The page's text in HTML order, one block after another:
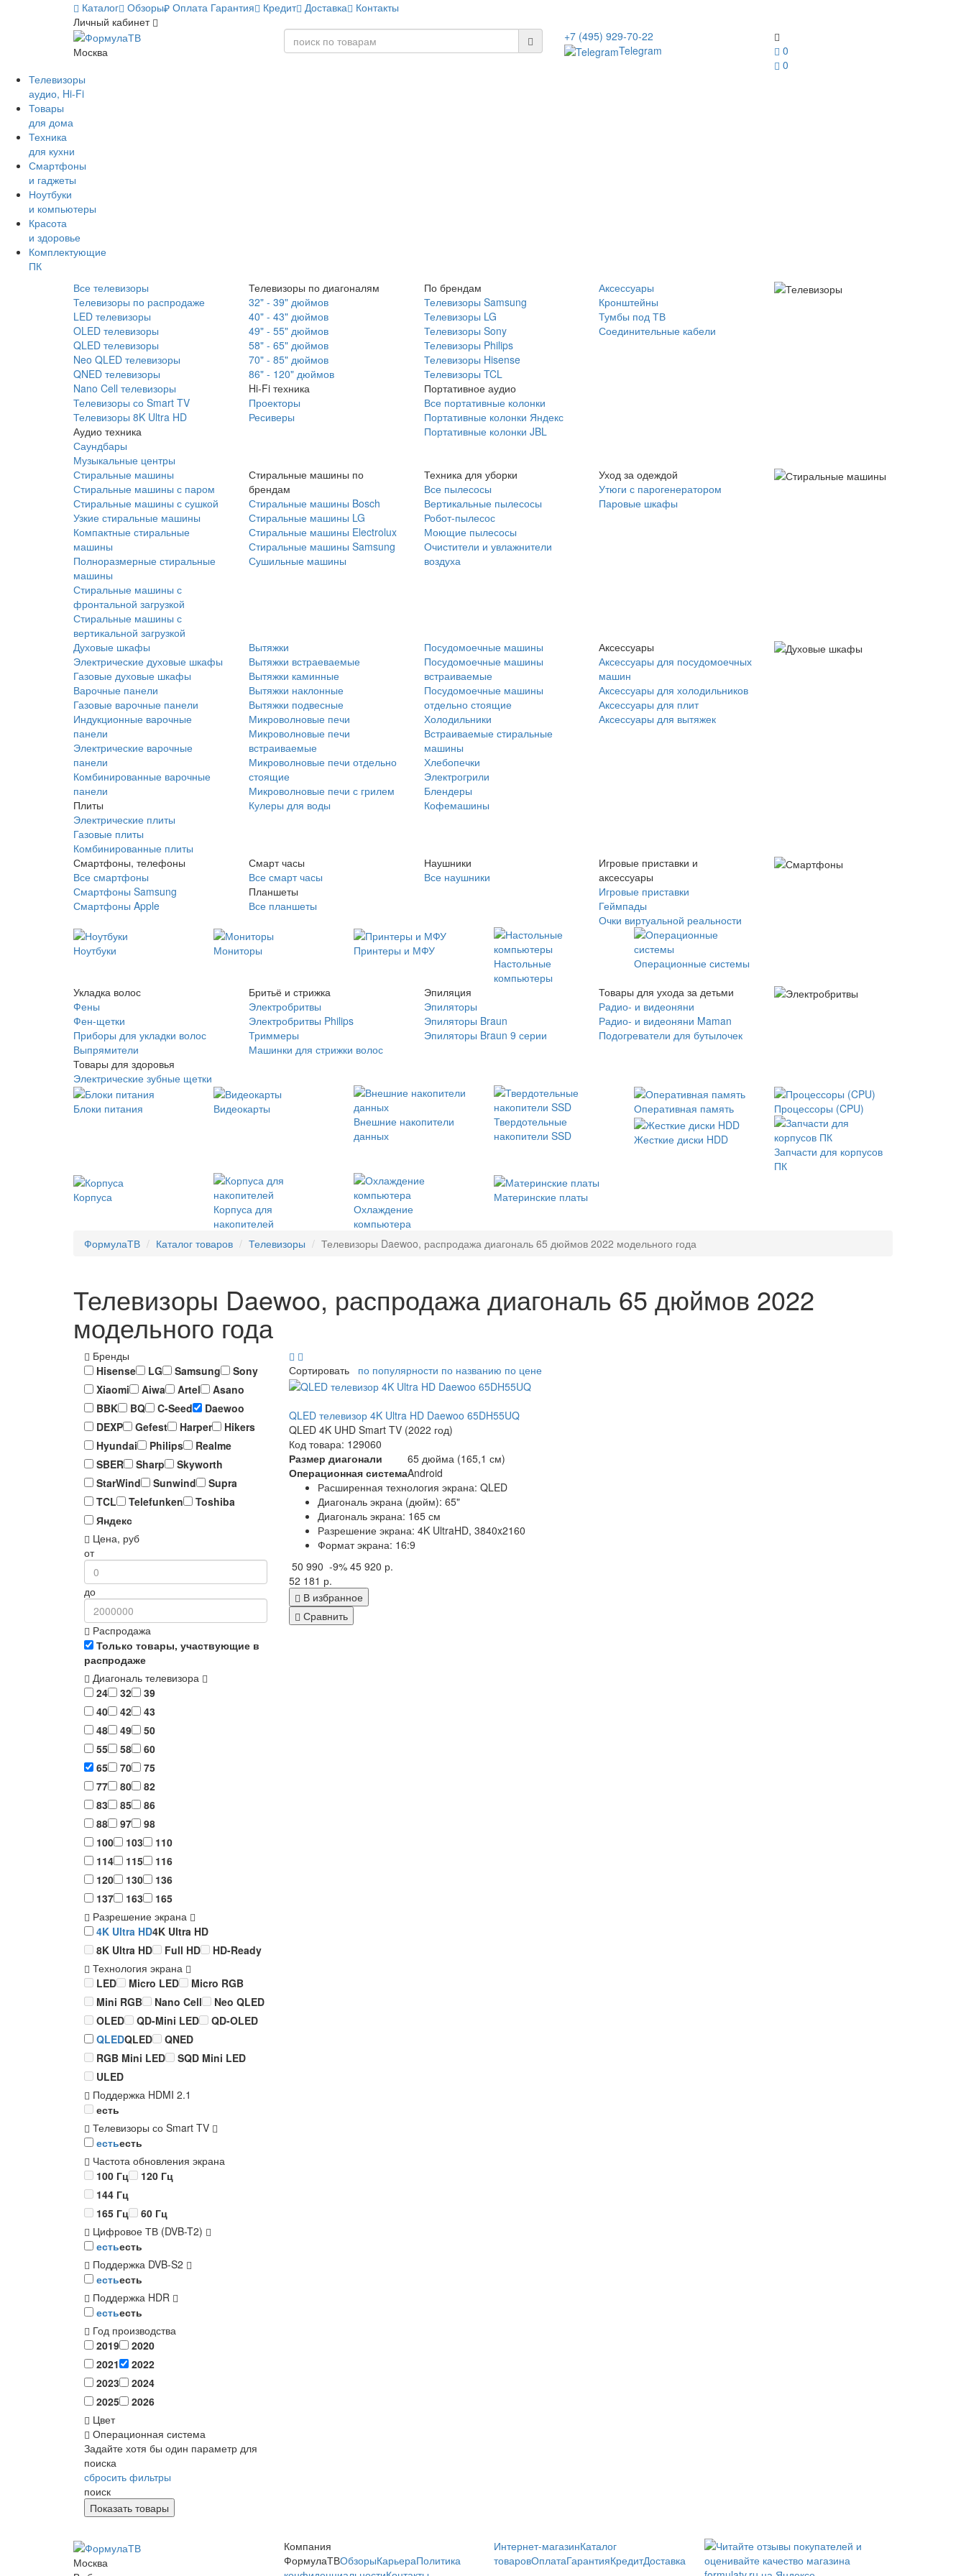
Каталог Обзоры Оплата Гарантия Кредит Доставка
Контакты
Личный кабинет
Москва
0
0
+7 (495) 929-70-22
Telegram
Телевизоры
аудио, Hi-Fi
Товары
для дома
Техника
для кухни
Смартфоны
и гаджеты
Ноутбуки
и компьютеры
Красота
и здоровье
Комплектующие
ПК
Все телевизоры
Телевизоры по распродаже
LED телевизоры
OLED телевизоры
QLED телевизоры
Neo QLED телевизоры
QNED телевизоры
Nano Cell телевизоры
Телевизоры со Smart TV
Телевизоры 8K Ultra HD
Аудио техника
Саундбары
Музыкальные центры
Телевизоры по диагоналям
32" - 39" дюймов
40" - 43" дюймов
49" - 55" дюймов
58" - 65" дюймов
70" - 85" дюймов
86" - 120" дюймов
Hi-Fi техника
Проекторы
Ресиверы
По брендам
Телевизоры Samsung
Телевизоры LG
Телевизоры Sony
Телевизоры Philips
Телевизоры Hisense
Телевизоры TCL
Портативное аудио
Все портативные колонки
Портативные колонки Яндекс
Портативные колонки JBL
Аксессуары
Кронштейны
Тумбы под ТВ
Соединительные кабели
Стиральные машины
Стиральные машины с паром
Стиральные машины с сушкой
Узкие стиральные машины
Компактные стиральные
машины
Полноразмерные стиральные
машины
Стиральные машины с
фронтальной загрузкой
Стиральные машины с
вертикальной загрузкой
Стиральные машины по
брендам
Стиральные машины Bosch
Стиральные машины LG
Стиральные машины Electrolux
Стиральные машины Samsung
Сушильные машины
Техника для уборки
Все пылесосы
Вертикальные пылесосы
Робот-пылесос
Моющие пылесосы
Очистители и увлажнители
воздуха
Уход за одеждой
Утюги с парогенератором
Паровые шкафы
Духовые шкафы
Электрические духовые шкафы
Газовые духовые шкафы
Варочные панели
Газовые варочные панели
Индукционные варочные
панели
Электрические варочные
панели
Комбинированные варочные
панели
Плиты
Электрические плиты
Газовые плиты
Комбинированные плиты
Вытяжки
Вытяжки встраеваемые
Вытяжки каминные
Вытяжки наклонные
Вытяжки подвесные
Микроволновые печи
Микроволновые печи
встраиваемые
Микроволновые печи отдельно
стоящие
Микроволновые печи с грилем
Кулеры для воды
Посудомоечные машины
Посудомоечные машины
встраиваемые
Посудомоечные машины
отдельно стоящие
Холодильники
Встраиваемые стиральные
машины
Хлебопечки
Электрогрили
Блендеры
Кофемашины
Аксессуары
Аксессуары для посудомоечных
машин
Аксессуары для холодильников
Аксессуары для плит
Аксессуары для вытяжек
Смартфоны, телефоны
Все смартфоны
Смартфоны Samsung
Смартфоны Apple
Смарт часы
Все смарт часы
Планшеты
Все планшеты
Наушники
Все наушники
Игровые приставки и
аксессуары
Игровые приставки
Геймпады
Очки виртуальной реальности
Ноутбуки Мониторы
Принтеры и МФУ
Настольные
компьютеры
Операционные системы
Укладка волос
Фены
Фен-щетки
Приборы для укладки волос
Выпрямители
Товары для здоровья
Электрические зубные щетки
Бритьё и стрижка
Электробритвы
Электробритвы Philips
Триммеры
Машинки для стрижки волос
Эпиляция
Эпиляторы
Эпиляторы Braun
Эпиляторы Braun 9 серии
Товары для ухода за детьми
Радио- и видеоняни
Радио- и видеоняни Maman
Подогреватели для бутылочек
Блоки питания
Видеокарты
Внешние накопители
данных
Твердотельные
накопители SSD
Оперативная память Процессоры (CPU)
Жесткие диски HDD
Запчасти для корпусов
ПК
Корпуса
Корпуса для
накопителей
Охлаждение
компьютера
Материнские платы
ФормулаТВ Каталог товаров Телевизоры Телевизоры Daewoo, распродажа диагональ 65 дюймов 2022 модельного года
Телевизоры Daewoo, распродажа диагональ 65 дюймов 2022
модельного года
Бренды
Hisense
LG Samsung
Sony
Xiaomi
Aiwa Artel
Asano
BBK
BQ C-Seed
Daewoo
DEXP
Gefest Harper
Hikers
Hyundai
Philips
Realme
SBER
Sharp
Skyworth
StarWind
Sunwind
Supra
TCL
Telefunken
Toshiba
Яндекс
Цена, руб
от
до
Распродажа
Только товары, участвующие в
распродаже
Диагональ телевизора
24
32
39
40
42
43
48
49
50
55
58
60
65
70
75
77
80
82
83
85
86
88
97
98
100
103
110
114
115
116
120
130
136
137
163
165
Разрешение экрана
4K Ultra HD4K Ultra HD
8K Ultra HD
Full HD
HD-Ready
Технология экрана
LED
Micro LED
Micro RGB
Mini RGB
Nano Cell
Neo QLED
OLED
QD-Mini LED
QD-OLED
QLEDQLED
QNED
RGB Mini LED
SQD Mini LED
ULED
Поддержка HDMI 2.1
есть
Телевизоры со Smart TV
естьесть
Частота обновления экрана
100 Гц
120 Гц
144 Гц
165 Гц
60 Гц
Цифровое ТВ (DVB-T2)
естьесть
Поддержка DVB-S2
естьесть
Поддержка HDR
естьесть
Год производства
2019
2020
2021
2022
2023
2024
2025
2026
Цвет
Операционная система
Задайте хотя бы один параметр для
поиска
сбросить фильтры
поиск
Сортировать по популярности по названию по цене
QLED телевизор 4K Ultra HD Daewoo 65DH55UQ
QLED 4K UHD Smart TV (2022 год)
Код товара: 129060
Размер диагонали
65 дюйма (165,1 см)
Операционная системаAndroid
Расширенная технология экрана: QLED
Диагональ экрана (дюйм): 65"
Диагональ экрана: 165 см
Разрешение экрана: 4K UltraHD, 3840x2160
Формат экрана: 16:9
50 990 -9% 45 920 р.
52 181 р.
В избранное
Сравнить
Москва
Компания
ФормулаТВОбзорыКарьераПолитика
Интернет-магазинКаталог
товаровОплатаГарантияКредитДоставка